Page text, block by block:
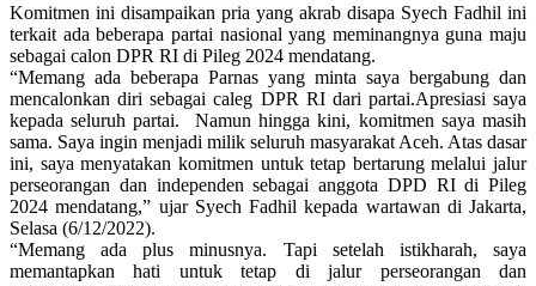
Komitmen ini disampaikan pria yang akrab disapa Syech Fadhil ini
terkait ada beberapa partai nasional yang meminangnya guna maju
sebagai calon DPR RI di Pileg 2024 mendatang.
“Memang ada beberapa Parnas yang minta saya bergabung dan
mencalonkan diri sebagai caleg DPR RI dari partai.Apresiasi saya
kepada seluruh partai. Namun hingga kini, komitmen saya masih
sama. Saya ingin menjadi milik seluruh masyarakat Aceh. Atas dasar
ini, saya menyatakan komitmen untuk tetap bertarung melalui jalur
perseorangan dan independen sebagai anggota DPD RI di Pileg
2024 mendatang,” ujar Syech Fadhil kepada wartawan di Jakarta,
Selasa (6/12/2022).
“Memang ada plus minusnya. Tapi setelah istikharah, saya
memantapkan hati untuk tetap di jalur perseorangan dan